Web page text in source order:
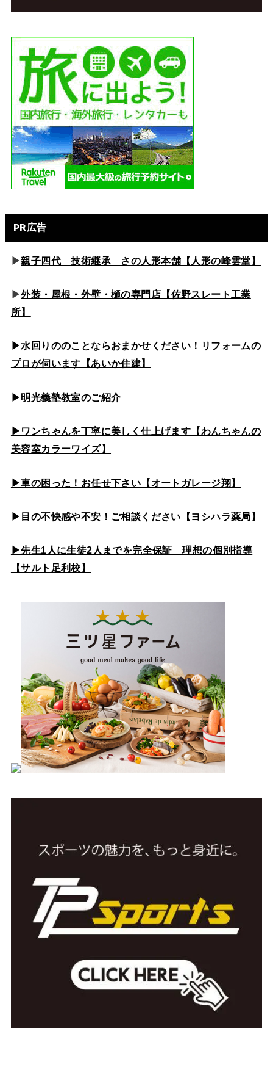
PR広告
▶親子四代 技術継承 さの人形本舗【人形の峰雲堂】
▶外装・屋根・外壁・樋の専門店【佐野スレート工業
所】
▶水回りののことならおまかせください！リフォームの
プロが伺います【あいか住建】
▶明光義塾教室のご紹介
▶ワンちゃんを丁寧に美しく仕上げます【わんちゃんの
美容室カラーワイズ】
▶車の困った！お任せ下さい【オートガレージ翔】
▶目の不快感や不安！ご相談ください【ヨシハラ薬局】
▶先生1人に生徒2人までを完全保証 理想の個別指導
【サルト足利校】